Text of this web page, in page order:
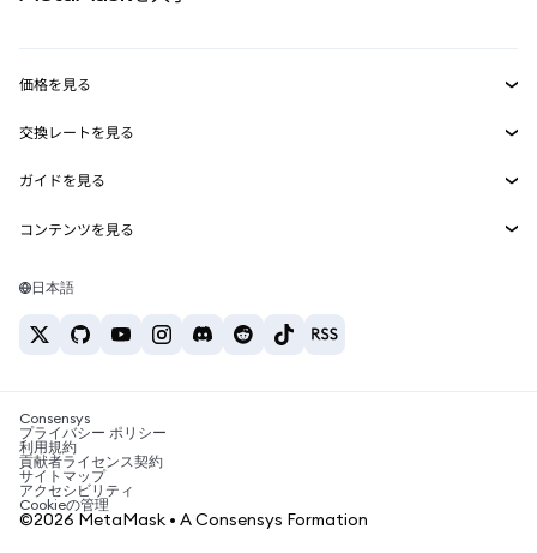
RWA
MetaMask Connect
Snaps
Web3サービス
セキュリティ
サポート
キャリア
お問い合わせ
価格を見る
イーサリアムの価格
Solanaの価格
Tetherの価格
交換レートを見る
ETH→USD
USDT→INR
BTC→INR
ETH→USDT
ガイドを見る
ETHの購入
USDTの購入
SHIBの購入
BNBの購入
コンテンツを見る
Solanaウォレット
税制関連ニュース
暗号資産の購入方法は？
ビットコインを売るには？
日本語
Consensys
プライバシー ポリシー
利用規約
貢献者ライセンス契約
サイトマップ
アクセシビリティ
Cookieの管理
©2026 MetaMask • A Consensys Formation